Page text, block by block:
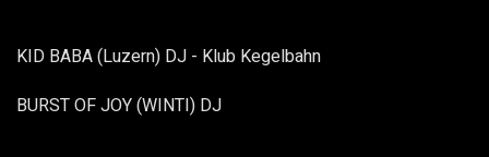
KID BABA (Luzern) DJ - Klub Kegelbahn
BURST OF JOY (WINTI) DJ